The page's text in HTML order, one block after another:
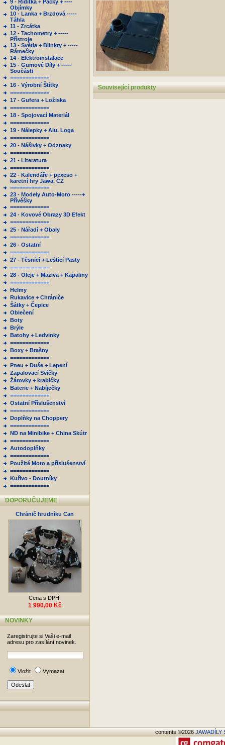
9 - Řidítka + Páčky + ----
Objímky
10 - Lanka + Brzdová -----
Táhla
11 - Zrcátka
12 - Tachometry + -----
Přístroje
13 - Světla + Blinkry + -----
Rámečky
14 - Elektroinstalace
15 - Gumové Díly + -----
Součásti
=============
16 - Výrobní Štítky
=============
17 - Gufera + Ložiska
=============
18 - Spojovací Materiál
=============
19 - Nálepky + Alu. Loga
=============
20 - Nášivky + Odznaky
=============
21 - Literatura
=============
22 - Kalendáře + pexeso +
karetní hry Jawa, ČZ
=============
23 - Modely Auto-Moto -----+
Přívěšky
=============
24 - Kovové Obrazy 3D Efekt
=============
25 - Nářadí + Obaly
=============
26 - Ostatní
=============
27 - Těsnící + Leštící Pasty
=============
28 - Oleje + Maziva + Kapaliny
=============
Helmy
Rukavice + Chrániče
Šátky + Čepice
Oblečení
Boty
Brýle
Batohy + Ledvinky
=============
Boxy + Brašny
=============
Pneu + Duše + Lepení
Zapalovací Svíčky
Žárovky + krabičky
Baterie + Nabíječky
=============
Ostatní Příslušenství
=============
Doplňky na Choppery
=============
ND na Minibike + China Skútr
=============
Autodoplňky
=============
Použité Moto a příslušenství
=============
Kuřivo - Doutníky
=============
DOPORUČUJEME
Chránič hrudníku Can
Cena s DPH:
1 990,00 Kč
NOVINKY
Zaregistrujte si Vaši e-mail
adresu pro zasílání novinek.
Vložit Vymazat
Související produkty
contents ©2026JAWADÍLY